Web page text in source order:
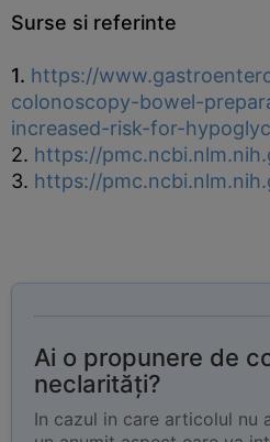
Surse si referinte
1. https://
colonoscopy-bowel-
increased-risk-for-
2. https://
3. https://
Ai o propunere de
neclarități?
In cazul in care articolul nu